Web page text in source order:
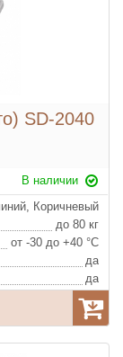
SD-2040
В наличии
Коричневый
до 80 кг
от -30 до +40 °С
да
да